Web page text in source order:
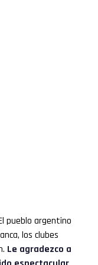
pueblo argentino
los clubes
Le agradezco a